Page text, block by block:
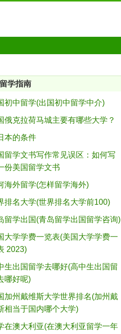
学指南
初中留学(出国初中留学中介)
俄克拉荷马城主要有哪些大学？
本的条件
留学文书写作常见误区：如何写
份美国留学文书
海外留学(怎样留学海外)
排名大学(世界排名大学前100)
留学出国(青岛留学出国留学咨询)
大学学费一览表(美国大学学费一
2023)
生出国留学去哪好(高中生出国留
哪好呢)
加州戴维斯大学世界排名(加州戴
相当于国内哪个大学)
在澳大利亚(在澳大利亚留学一年